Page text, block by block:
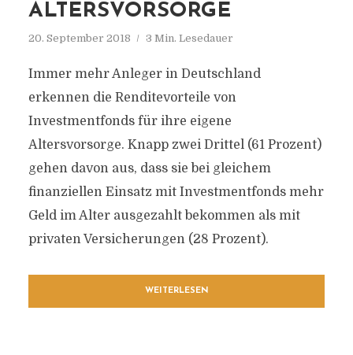
ALTERSVORSORGE
20. September 2018 3 Min. Lesedauer
Immer mehr Anleger in Deutschland
erkennen die Renditevorteile von
Investmentfonds für ihre eigene
Altersvorsorge. Knapp zwei Drittel (61 Prozent)
gehen davon aus, dass sie bei gleichem
finanziellen Einsatz mit Investmentfonds mehr
Geld im Alter ausgezahlt bekommen als mit
privaten Versicherungen (28 Prozent).
WEITERLESEN